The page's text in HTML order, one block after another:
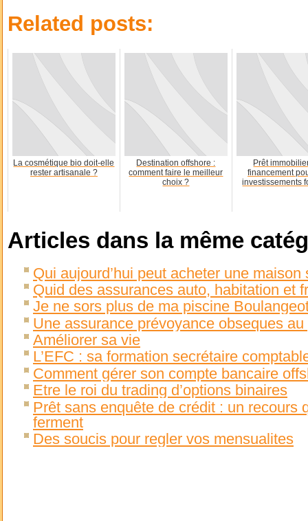
Related posts:
La cosmétique bio doit-elle
rester artisanale ?
Destination offshore :
comment faire le meilleur
choix ?
Prêt
financement
investissements
Articles dans la même
Qui aujourd’hui peut acheter une maison
Quid des assurances auto, habitation et
Je ne sors plus de ma piscine
Une assurance prévoyance obseques
Améliorer sa vie
L’EFC : sa formation secrétaire
Comment gérer son compte bancaire
Etre le roi du trading d’options binaires
Prêt sans enquête de crédit : un recours
ferment
Des soucis pour regler vos mensualites